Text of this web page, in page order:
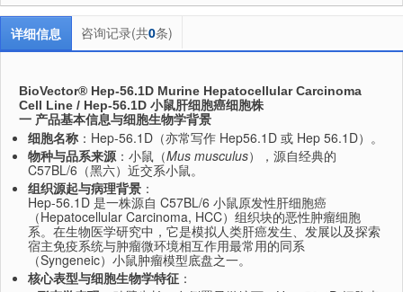
详细信息 咨询记录(共0条)
BioVector® Hep-56.1D Murine Hepatocellular Carcinoma
Cell Line / Hep-56.1D 小鼠肝细胞癌细胞株
一 产品基本信息与细胞生物学背景
细胞名称 ：Hep-56.1D（亦常写作 Hep56.1D 或 Hep 56.1D）。
物种与品系来源：小鼠（Mus musculus），源自经典的
C57BL/6（黑六）近交系小鼠。
组织源起与病理背景 ：
Hep-56.1D 是一株源自 C57BL/6 小鼠原发性肝细胞癌
（Hepatocellular Carcinoma, HCC）组织块的恶性肿瘤细胞
系。在生物医学研究中，它是模拟人类肝癌发生、发展以及探索
宿主免疫系统与肿瘤微环境相互作用最常用的同系
（Syngeneic）小鼠肿瘤模型底盘之一。
核心表型与细胞生物学特征 ：